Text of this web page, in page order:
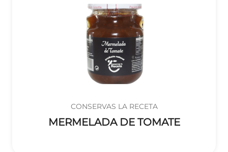
CONSERVAS LA RECETA
MERMELADA DE TOMATE